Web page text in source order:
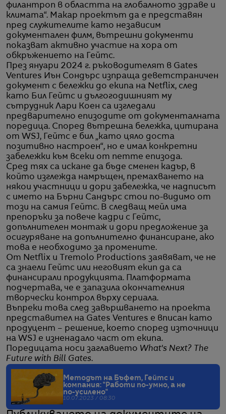
филантроп в областта на глобалното здраве и
климата“. Макар проектът да е представян
пред служителите като независим
документален филм, вътрешни документи
показват активно участие на хора от
обкръжението на Гейтс.
През януари 2024 г. ръководителят в Gates
Ventures Иън Сондърс изпраща деветстраничен
документ с бележки до екипа на Netflix, след
като Бил Гейтс и дългогодишният му
сътрудник Лари Коен са изгледали
предварително епизодите от документалната
поредица. Според вътрешна бележка, цитирана
от WSJ, Гейтс е бил „като цяло доста
позитивно настроен“, но е имал конкретни
забележки към всеки от петте епизода.
Сред тях са искане да бъде сменен кадър, в
който изглежда намръщен, премахването на
някои участници и дори забележка, че надписът
с името на Бърни Сандърс стои по-видимо от
този на самия Гейтс. В следващ мейл има
препоръки за повече кадри с Гейтс,
допълнителен монтаж и дори предложение за
осигуряване на допълнително финансиране, ако
това е необходимо за промените.
От Netflix и Tremolo Productions заявяват, че не
са знаели Гейтс или неговият екип да са
финансирали продукцията. Платформата
подчертава, че е запазила окончателния
творчески контрол върху сериала.
Въпреки това след завършването на проекта
представител на Gates Ventures е вписан като
продуцент – решение, което според източници
на WSJ е изненадало част от екипа.
Поредицата носи заглавието What's Next? The
Future with Bill Gates.
Методът на Бъфет, Гейтс и
компания: "Работи по-умно, а не
по-усилено"
10.07.2023 / 08:30